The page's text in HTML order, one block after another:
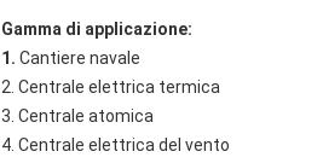
Gamma di applicazione:
1. Cantiere navale
2. Centrale elettrica termica
3. Centrale atomica
4. Centrale elettrica del vento